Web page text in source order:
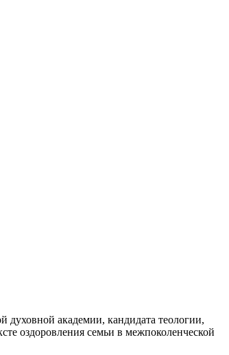
духовной академии, кандидата теологии,
оздоровления семьи в межпоколенческой